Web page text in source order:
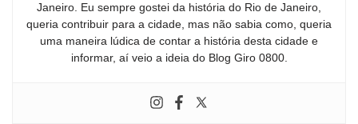
Janeiro. Eu sempre gostei da história do Rio de Janeiro,
queria contribuir para a cidade, mas não sabia como, queria
uma maneira lúdica de contar a história desta cidade e
informar, aí veio a ideia do Blog Giro 0800.